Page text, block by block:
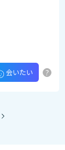
会いたい ?